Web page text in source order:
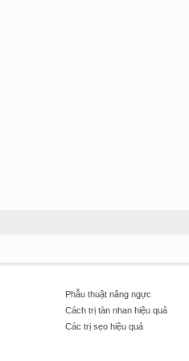
Phẫu thuật nâng ngực
Cách trị tàn nhan hiệu quả
Các trị sẹo hiệu quả